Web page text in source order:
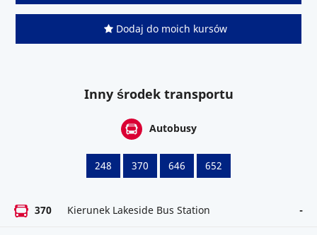
Dodaj do moich kursów
Inny środek transportu
Autobusy
248 370 646 652
370 Kierunek Lakeside Bus Station -